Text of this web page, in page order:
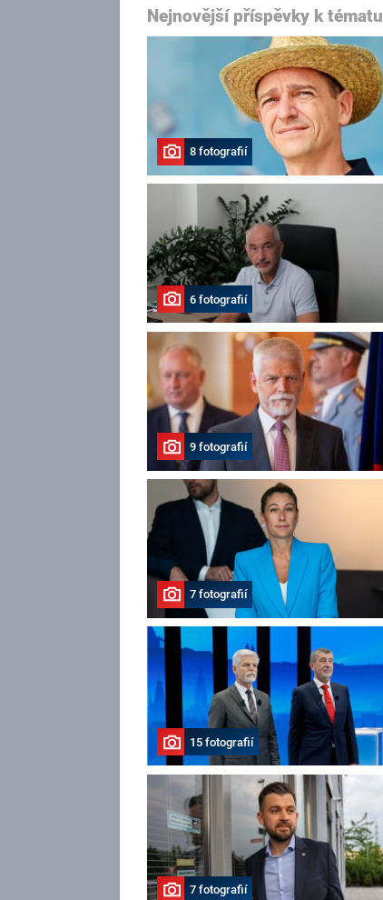
Nejnovější příspěvky k tématu
8 fotografií
6 fotografií
9 fotografií
7 fotografií
15 fotografií
7 fotografií